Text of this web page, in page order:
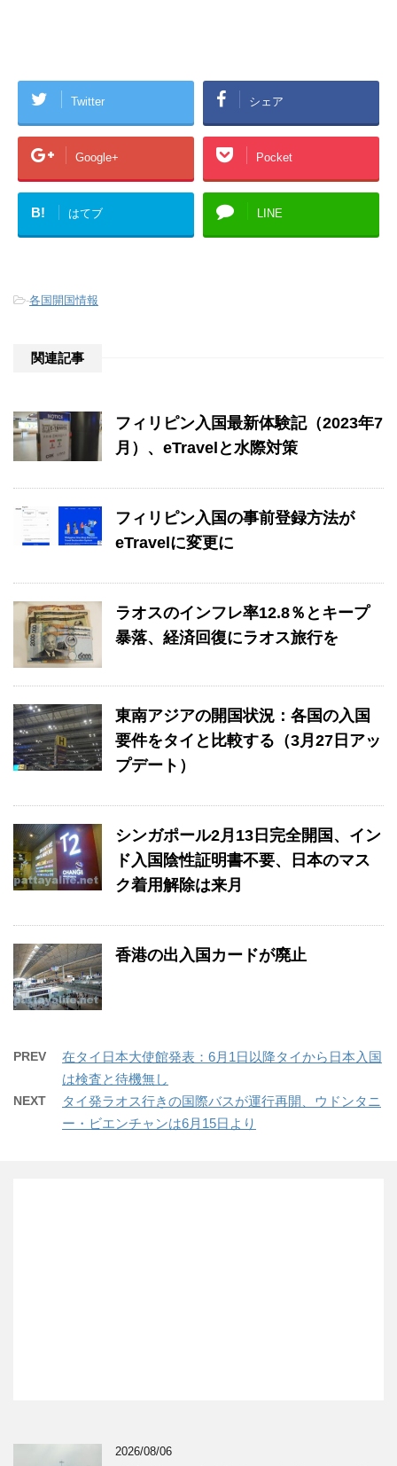
Twitter シェア
Google+ Pocket
B! はてブ LINE
-各国開国情報
関連記事
フィリピン入国最新体験記（2023年7
月）、eTravelと水際対策
フィリピン入国の事前登録方法が
eTravelに変更に
ラオスのインフレ率12.8％とキープ
暴落、経済回復にラオス旅行を
東南アジアの開国状況：各国の入国
要件をタイと比較する（3月27日アッ
プデート）
シンガポール2月13日完全開国、イン
ド入国陰性証明書不要、日本のマス
ク着用解除は来月
香港の出入国カードが廃止
PREV
在タイ日本大使館発表：6月1日以降タイから日本入国
は検査と待機無し
NEXT
タイ発ラオス行きの国際バスが運行再開、ウドンタニ
ー・ビエンチャンは6月15日より
2026/08/06